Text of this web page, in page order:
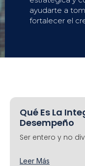
ayudarte a
fortalecer el
Qué Es La
Desempeño
Ser entero y no
Leer Más